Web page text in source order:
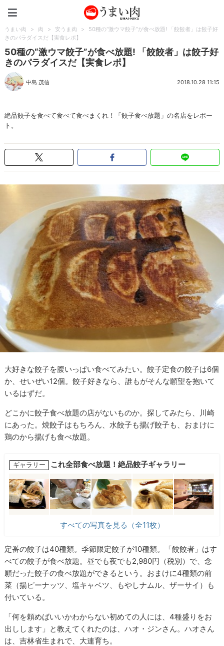
うまい肉 > 肉 > 安うま肉 >
50種の“激ウマ餃子”が食べ放題! 「餃餃者」は餃子好
きのパラダイスだ【実食レポ】
50種の“激ウマ餃子”が食べ放題! 「餃餃者」は餃子好
きのパラダイスだ【実食レポ】
中島 茂信 2018.10.28 11:15
絶品餃子を食べて食べて食べまくれ！「餃子食べ放題」の名店をレポー
ト。
大好きな餃子を腹いっぱい食べてみたい。餃子定食の餃子は6個
か、せいぜい12個。餃子好きなら、誰もがそんな願望を抱いて
いるはずだ。
どこかに餃子食べ放題の店がないものか。探してみたら、川崎
にあった。焼餃子はもちろん、水餃子も揚げ餃子も、おまけに
鶏のから揚げも食べ放題。
ギャラリー これ全部食べ放題！絶品餃子ギャラリー
すべての写真を見る（全11枚）
定番の餃子は40種類。季節限定餃子が10種類。「餃餃者」はす
べての餃子が食べ放題。昼でも夜でも2,980円（税別）で、念
願だった餃子の食べ放題ができるという。おまけに4種類の前
菜（揚ピーナッツ、塩キャベツ、もやしナムル、ザーサイ）も
付いている。
「何を頼めばいいかわからない初めての人には、4種盛りをお
出しします」と教えてくれたのは、ハオ・ジンさん。ハオさん
は、吉林省生まれで、大連育ち。